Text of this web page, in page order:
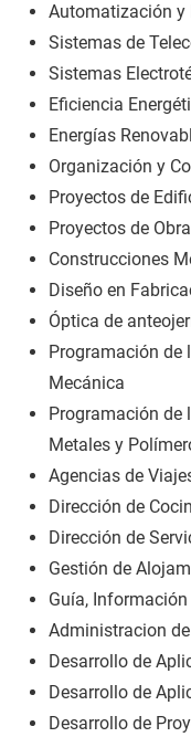
Automatización y
Sistemas de
Sistemas
Eficiencia
Energías
Organización y
Proyectos de
Proyectos de
Construcciones
Diseño en
Óptica de
Programación de
Mecánica
Programación de
Metales y
Agencias de
Dirección de
Dirección de
Gestión de
Guía,
Administracion
Desarrollo de
Desarrollo de
Desarrollo de